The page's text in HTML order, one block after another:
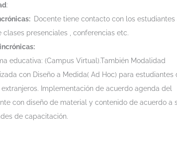
:
Docente tiene contacto con los estudiantes
clases presenciales , conferencias etc.
educativa: (Campus Virtual).También Modalidad
con Diseño a Medida( Ad Hoc) para estudiantes
extranjeros. Implementación de acuerdo agenda del
con diseño de material y contenido de acuerdo a
de capacitación.